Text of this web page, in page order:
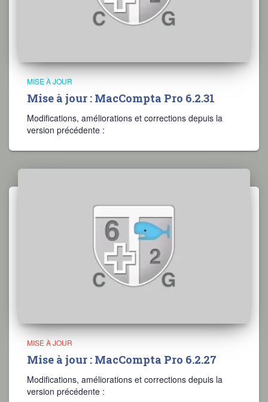
MISE À JOUR
Mise à jour : MacCompta Pro 6.2.31
Modifications, améliorations et corrections depuis la
version précédente :
MISE À JOUR
Mise à jour : MacCompta Pro 6.2.27
Modifications, améliorations et corrections depuis la
version précédente :